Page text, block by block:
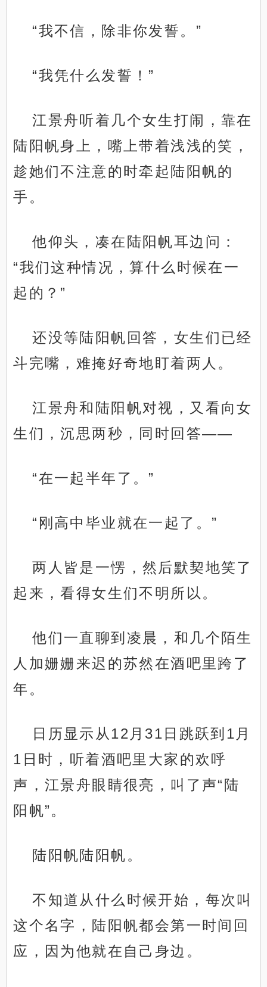
“我不信，除非你发誓。”
“我凭什么发誓！”
江景舟听着几个女生打闹，靠在
陆阳帆身上，嘴上带着浅浅的笑，
趁她们不注意的时牵起陆阳帆的
手。
他仰头，凑在陆阳帆耳边问：
“我们这种情况，算什么时候在一
起的？”
还没等陆阳帆回答，女生们已经
斗完嘴，难掩好奇地盯着两人。
江景舟和陆阳帆对视，又看向女
生们，沉思两秒，同时回答——
“在一起半年了。”
“刚高中毕业就在一起了。”
两人皆是一愣，然后默契地笑了
起来，看得女生们不明所以。
他们一直聊到凌晨，和几个陌生
人加姗姗来迟的苏然在酒吧里跨了
年。
日历显示从12月31日跳跃到1月
1日时，听着酒吧里大家的欢呼
声，江景舟眼睛很亮，叫了声“陆
阳帆”。
陆阳帆陆阳帆。
不知道从什么时候开始，每次叫
这个名字，陆阳帆都会第一时间回
应，因为他就在自己身边。